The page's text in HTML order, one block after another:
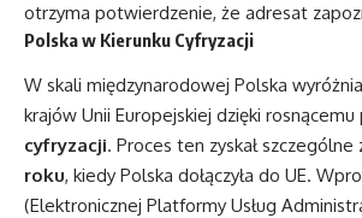
otrzyma potwierdzenie, że adresat
Polska w Kierunku Cyfryzacji
W skali międzynarodowej Polska
krajów Unii Europejskiej dzięki
cyfryzacji. Proces ten zyskał szczególne
roku, kiedy Polska dołączyła do UE.
(Elektronicznej Platformy Usług